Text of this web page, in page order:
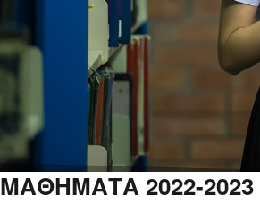
ΜΑΘΗΜΑΤΑ 2022-2023